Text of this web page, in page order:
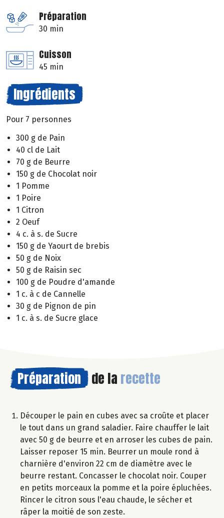
Préparation
30 min
Cuisson
45 min
Ingrédients
Pour 7 personnes
300 g de Pain
40 cl de Lait
70 g de Beurre
150 g de Chocolat noir
1 Pomme
1 Poire
1 Citron
2 Oeuf
4 c. à s. de Sucre
150 g de Yaourt de brebis
50 g de Noix
50 g de Raisin sec
100 g de Poudre d'amande
1 c. à c de Cannelle
30 g de Pignon de pin
1 c. à s. de Sucre glace
Préparation de la recette
Découper le pain en cubes avec sa croûte et placer
le tout dans un grand saladier. Faire chauffer le lait
avec 50 g de beurre et en arroser les cubes de pain.
Laisser reposer 15 min. Beurrer un moule rond à
charnière d'environ 22 cm de diamètre avec le
beurre restant. Concasser le chocolat noir. Couper
en petits morceaux la pomme et la poire épluchées.
Rincer le citron sous l'eau chaude, le sécher et
râper la moitié de son zeste.